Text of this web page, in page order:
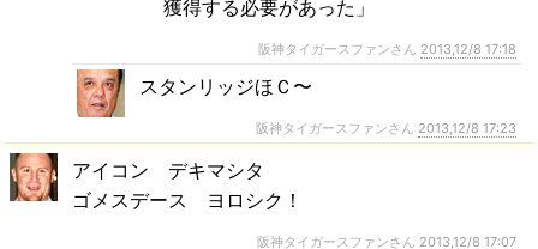
獲得する必要があった」
阪神タイガースファンさん 2013,12/8 17:18
スタンリッジほＣ〜
阪神タイガースファンさん 2013,12/8 17:23
アイコン デキマシタ
ゴメスデース ヨロシク！
阪神タイガースファンさん 2013,12/8 17:07